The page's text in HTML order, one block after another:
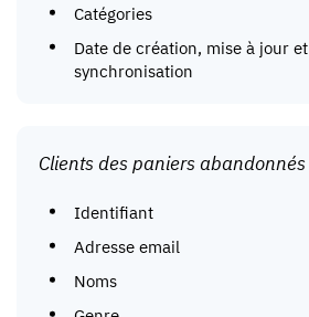
Catégories
Date de création, mise à jour
synchronisation
Clients des paniers abandonnés
Identifiant
Adresse email
Noms